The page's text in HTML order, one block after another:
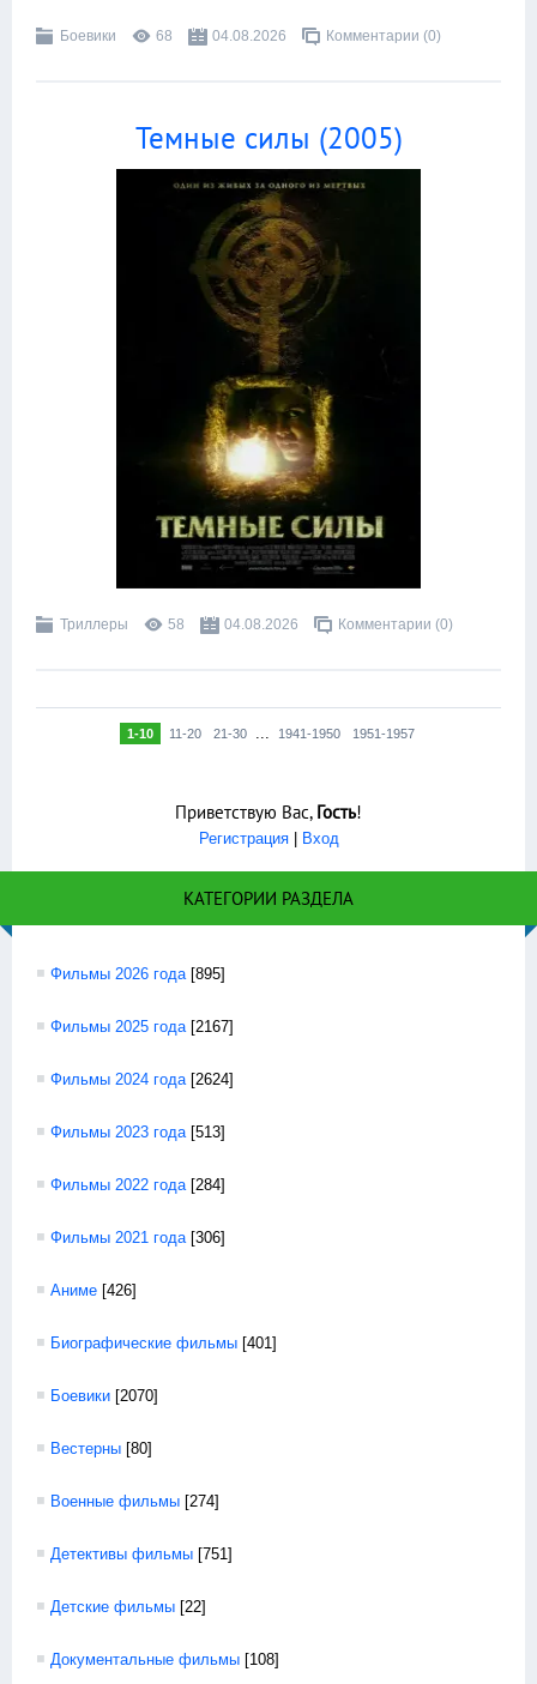
Боевики 68 04.08.2026 Комментарии (0)
Темные силы (2005)
Триллеры 58 04.08.2026 Комментарии (0)
1-10 11-20 21-30 ... 1941-1950 1951-1957
Приветствую Вас, Гость!
Регистрация| Вход
КАТЕГОРИИ РАЗДЕЛА
Фильмы 2026 года [895]
Фильмы 2025 года [2167]
Фильмы 2024 года [2624]
Фильмы 2023 года [513]
Фильмы 2022 года [284]
Фильмы 2021 года [306]
Аниме [426]
Биографические фильмы [401]
Боевики [2070]
Вестерны [80]
Военные фильмы [274]
Детективы фильмы [751]
Детские фильмы [22]
Документальные фильмы [108]